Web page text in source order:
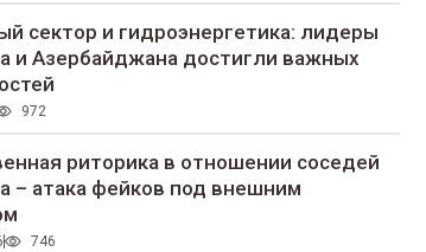
сектор и гидроэнергетика: лидеры
и Азербайджана достигли важных
972
риторика в отношении соседей
– атака фейков под внешним
746